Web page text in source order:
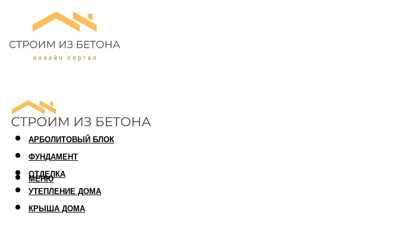
ПЕНОБЛОК
ГАЗОБЛОК
АРБОЛИТОВЫЙ БЛОК
ФУНДАМЕНТ
ОТДЕЛКА
УТЕПЛЕНИЕ ДОМА
КРЫША ДОМА
МЕНЮ